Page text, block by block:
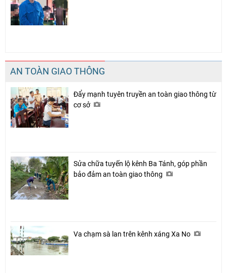
AN TOÀN GIAO THÔNG
Đẩy mạnh tuyên truyền an toàn giao thông từ
cơ sở
Sửa chữa tuyến lộ kênh Ba Tánh, góp phần
bảo đảm an toàn giao thông
Va chạm sà lan trên kênh xáng Xa No